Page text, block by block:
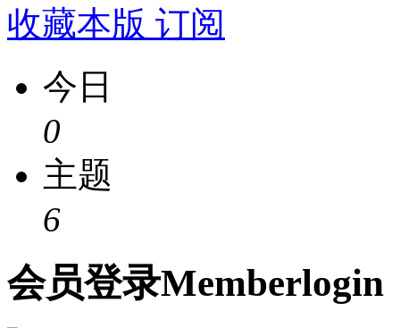
收藏本版 订阅
今日
0
主题
6
会员登录Memberlogin